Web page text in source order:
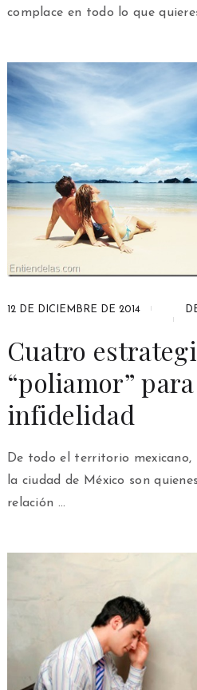
complace en todo lo que
12 DE DICIEMBRE DE 2014
Cuatro
“poliamor”
infidelidad
De todo el territorio mexicano,
la ciudad de México son
relación …